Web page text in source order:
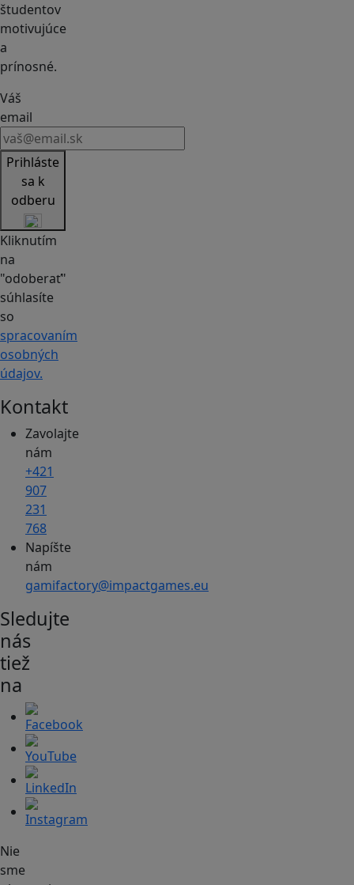
študentov
motivujúce
a
prínosné.
Váš
email
Prihláste
sa k
odberu
Kliknutím
na
"odoberať"
súhlasíte
so
spracovaním
osobných
údajov.
Kontakt
Zavolajte
nám
+421
907
231
768
Napíšte
nám
gamifactory@impactgames.eu
Sledujte
nás
tiež
na
Nie
sme